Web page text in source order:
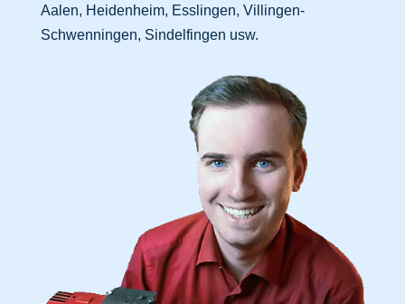
Aalen, Heidenheim, Esslingen, Villingen-
Schwenningen, Sindelfingen usw.